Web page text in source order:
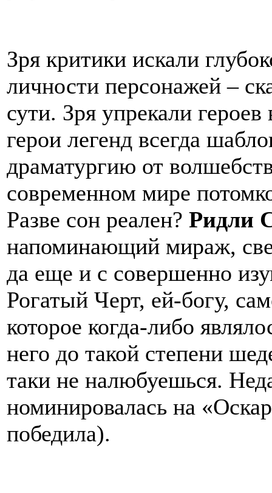
Зря критики искали
личности персонажей –
сути. Зря упрекали
герои легенд всегда
драматургию от
современном мире
Разве сон реален? Ридли
напоминающий мираж,
да еще и с совершенно
Рогатый Черт, ей-богу,
которое когда-либо
него до такой степени
таки не налюбуешься.
номинировалась на
победила).